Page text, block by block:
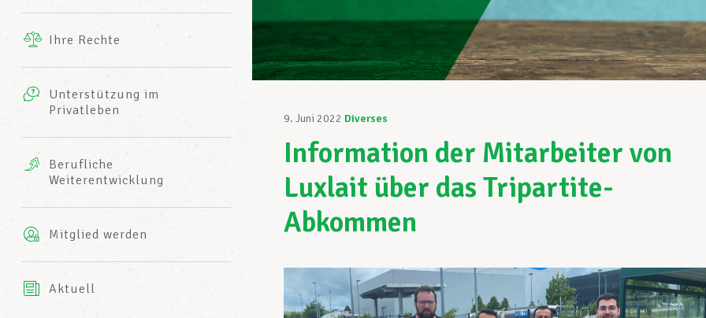
INFO-CENTER
des LCGBs
Ihre Rechte
Unterstützung im
Privatleben
Leistungen
Mutuelle
AXA
Berufliche
Weiterentwicklung
Mitglied werden
Aktuell
9. Juni 2022 Diverses
Information der Mitarbeiter von
Luxlait über das Tripartite-
Abkommen